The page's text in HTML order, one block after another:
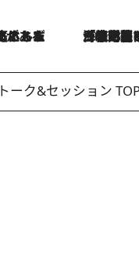
2026.8.3
「住宅建てられない…」「サーチャージ料の高値が続いている」ホルムズ海峡封鎖による影響
トーク&セッション